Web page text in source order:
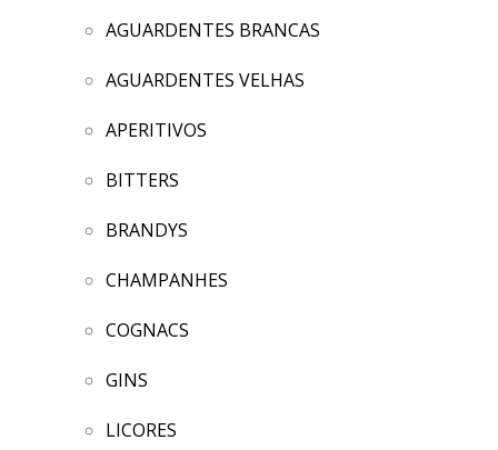
AGUARDENTES BRANCAS
AGUARDENTES VELHAS
APERITIVOS
BITTERS
BRANDYS
CHAMPANHES
COGNACS
GINS
LICORES